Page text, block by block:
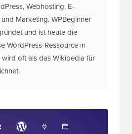
Webhosting, E-
Marketing. WPBeginner
und ist heute die
WordPress-Ressource in
oft als das Wikipedia für